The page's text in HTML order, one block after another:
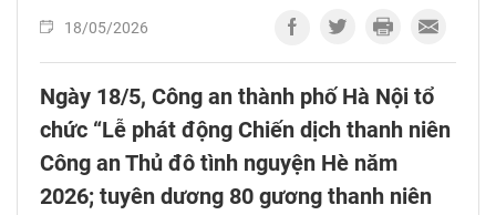
18/05/2026
Ngày 18/5, Công an thành phố Hà Nội tổ
chức “Lễ phát động Chiến dịch thanh niên
Công an Thủ đô tình nguyện Hè năm
2026; tuyên dương 80 gương thanh niên